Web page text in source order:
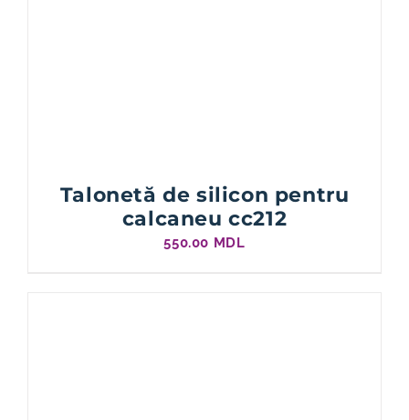
Talonetă de silicon pentru
calcaneu cc212
550.00 MDL